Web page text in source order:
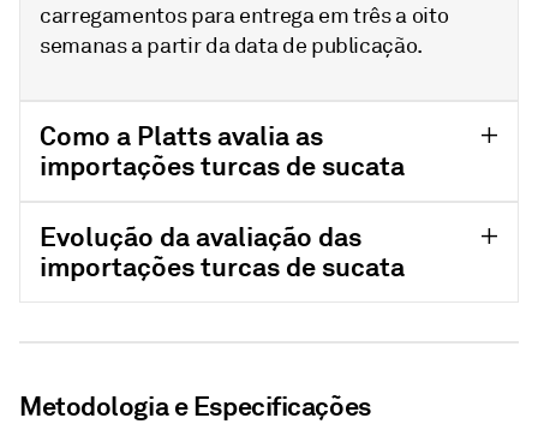
carregamentos para entrega em três a oito
semanas a partir da data de publicação.
Como a Platts avalia as
importações turcas de sucata
Evolução da avaliação das
importações turcas de sucata
Metodologia e Especificações